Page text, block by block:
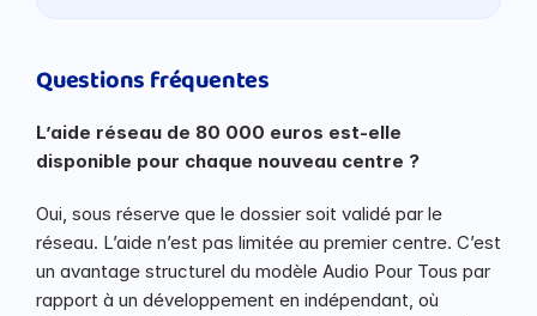
Questions fréquentes
L’aide réseau de 80 000 euros est-elle
disponible pour chaque nouveau centre ?
Oui, sous réserve que le dossier soit validé par le
réseau. L’aide n’est pas limitée au premier centre. C’est
un avantage structurel du modèle Audio Pour Tous par
rapport à un développement en indépendant, où